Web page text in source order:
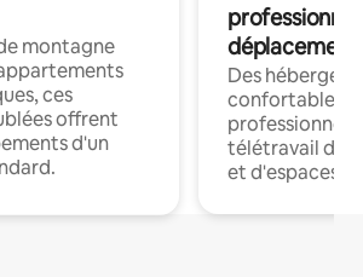
montagne
ces
offrent
d'un
déplacement
Des
confortables
professionnels
télétravail
et d'espaces